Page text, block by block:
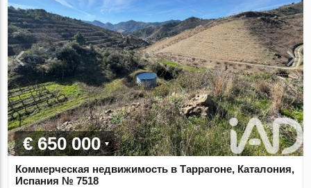
€ 650 000
Коммерческая недвижимость в Таррагоне, Каталония,
Испания № 7518